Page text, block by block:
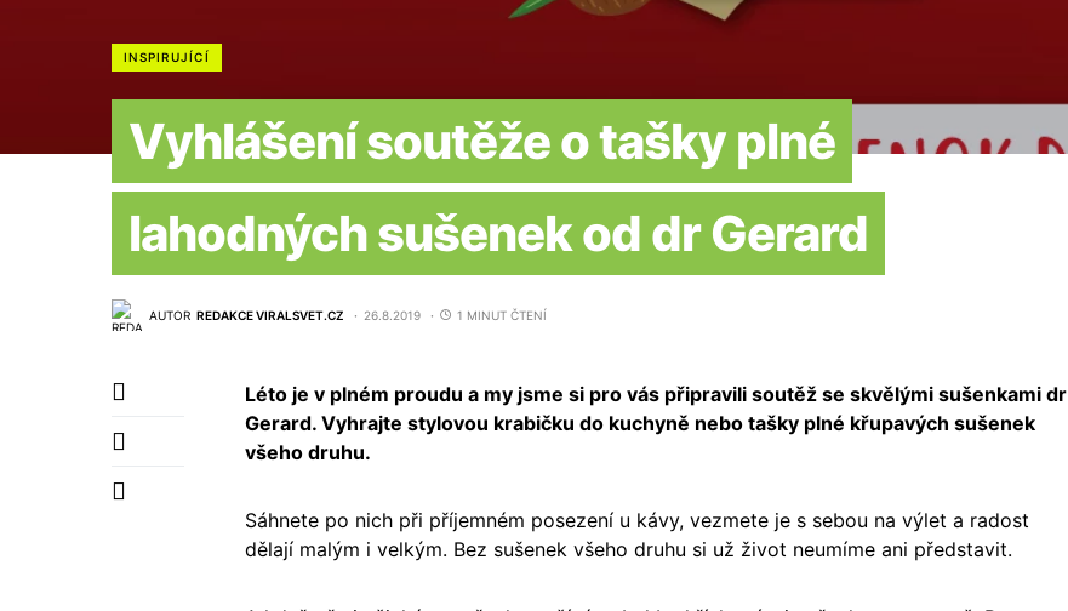
INSPIRUJÍCÍ
Vyhlášení soutěže o tašky plné
lahodných sušenek od dr Gerard
AUTOR REDAKCE VIRALSVET.CZ 26.8.2019 1 MINUT ČTENÍ
Léto je v plném proudu a my jsme si pro vás připravili soutěž se skvělými sušenkami dr
Gerard. Vyhrajte stylovou krabičku do kuchyně nebo tašky plné křupavých sušenek
všeho druhu.
Sáhnete po nich při příjemném posezení u kávy, vezmete je s sebou na výlet a radost
dělají malým i velkým. Bez sušenek všeho druhu si už život neumíme ani představit.